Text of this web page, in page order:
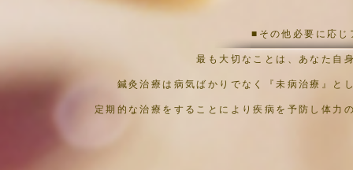
■その他必要に応
最も大切なことは、あなた自
鍼灸治療は病気ばかりでなく『未病治療』と
定期的な治療をすることにより疾病を予防し体力